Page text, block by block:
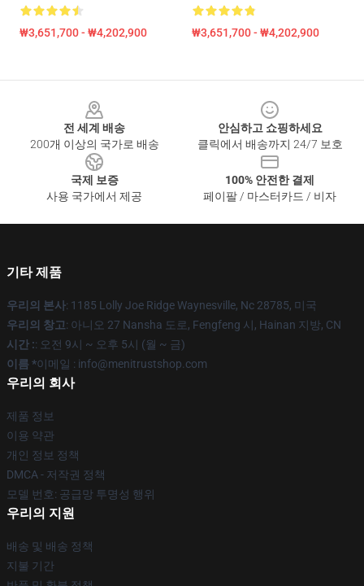
₩3,651,700 - ₩4,202,900 ₩3,651,700 - ₩4,202,900
전 세계 배송
200개 이상의 국가로 배송
안심하고 쇼핑하세요
클릭에서 배송까지 24/7 보호
국제 보증
사용 국가에서 제공
100% 안전한 결제
페이팔 / 마스터카드 / 비자
기타 제품
우리의 본사: 1185 Lolly Joe Ridge Waynesville, Nc 28785, 미국
우리의 창고: 아니오 27 Nansha 도로, Fengfeng 시, Hainan 지방, CN
시간 :: 오전 9시 ~ 오후 5시 (월 ~ 금)
이름 *이메일 : info@menitrustshop.com
우리의 회사
제품 정보
이용 약관
개인 정보 정책
DMCA - 저작권 정책
모델 번호: 공급망 투명성 행위
우리의 지원
배송 및 배송 정책
지불 기간